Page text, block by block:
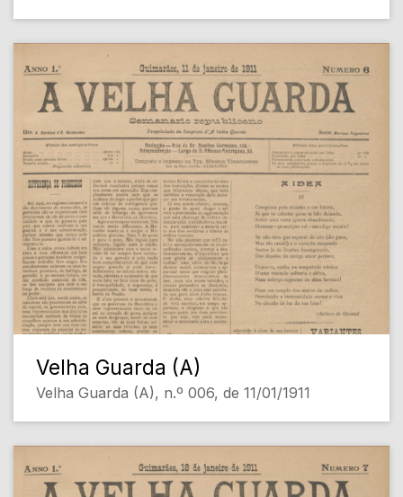
Velha Guarda (A)
Velha Guarda (A), n.º 006, de 11/01/1911